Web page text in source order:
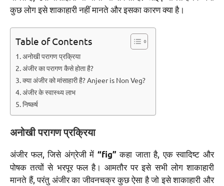
कुछ लोग इसे शाकाहारी नहीं मानते और इसका कारण क्या है।
Table of Contents
अनोखी परागण प्रक्रिया
अंजीर का परागण कैसे होता है?
क्या अंजीर को मांसाहारी है? Anjeer is Non Veg?
अंजीर के स्वास्थ्य लाभ
निष्कर्ष
अनोखी परागण प्रक्रिया
अंजीर फल, जिसे अंग्रेजी में “fig” कहा जाता है, एक स्वादिष्ट और
पोषक तत्वों से भरपूर फल है। आमतौर पर इसे सभी लोग शाकाहारी
मानते हैं, परंतु अंजीर का जीवनचक्र कुछ ऐसा है जो इसे शाकाहारी और